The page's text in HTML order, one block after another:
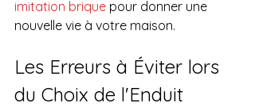
imitation brique pour donner une
nouvelle vie à votre maison.
Les Erreurs à Éviter lors
du Choix de l'Enduit